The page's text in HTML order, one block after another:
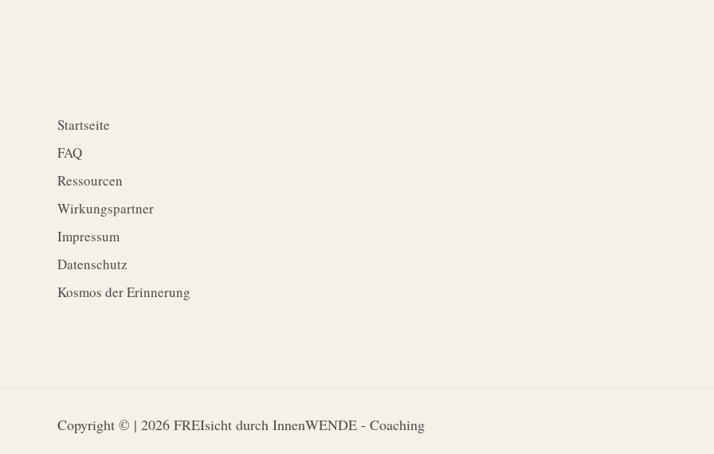
Startseite
FAQ
Ressourcen
Wirkungspartner
Impressum
Datenschutz
Kosmos der Erinnerung
Copyright © | 2026 FREIsicht durch InnenWENDE - Coaching